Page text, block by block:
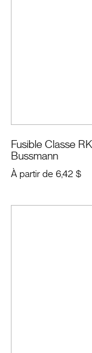
Fusible Classe
Bussmann
À partir de 6,42 $